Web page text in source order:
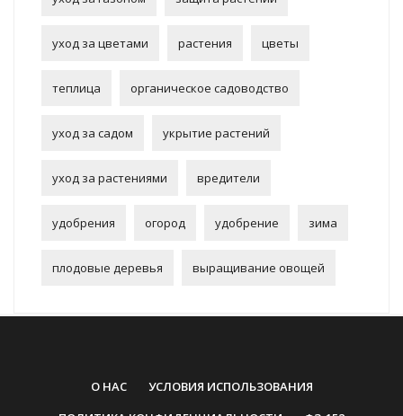
уход за цветами растения цветы
теплица органическое садоводство
уход за садом укрытие растений
уход за растениями вредители
удобрения огород удобрение зима
плодовые деревья выращивание овощей
О НАС
УСЛОВИЯ ИСПОЛЬЗОВАНИЯ